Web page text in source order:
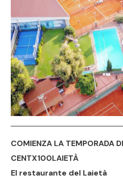
COMIENZA LA TEMPORADA
CENTX100LAIETÀ
El restaurante del Laietà